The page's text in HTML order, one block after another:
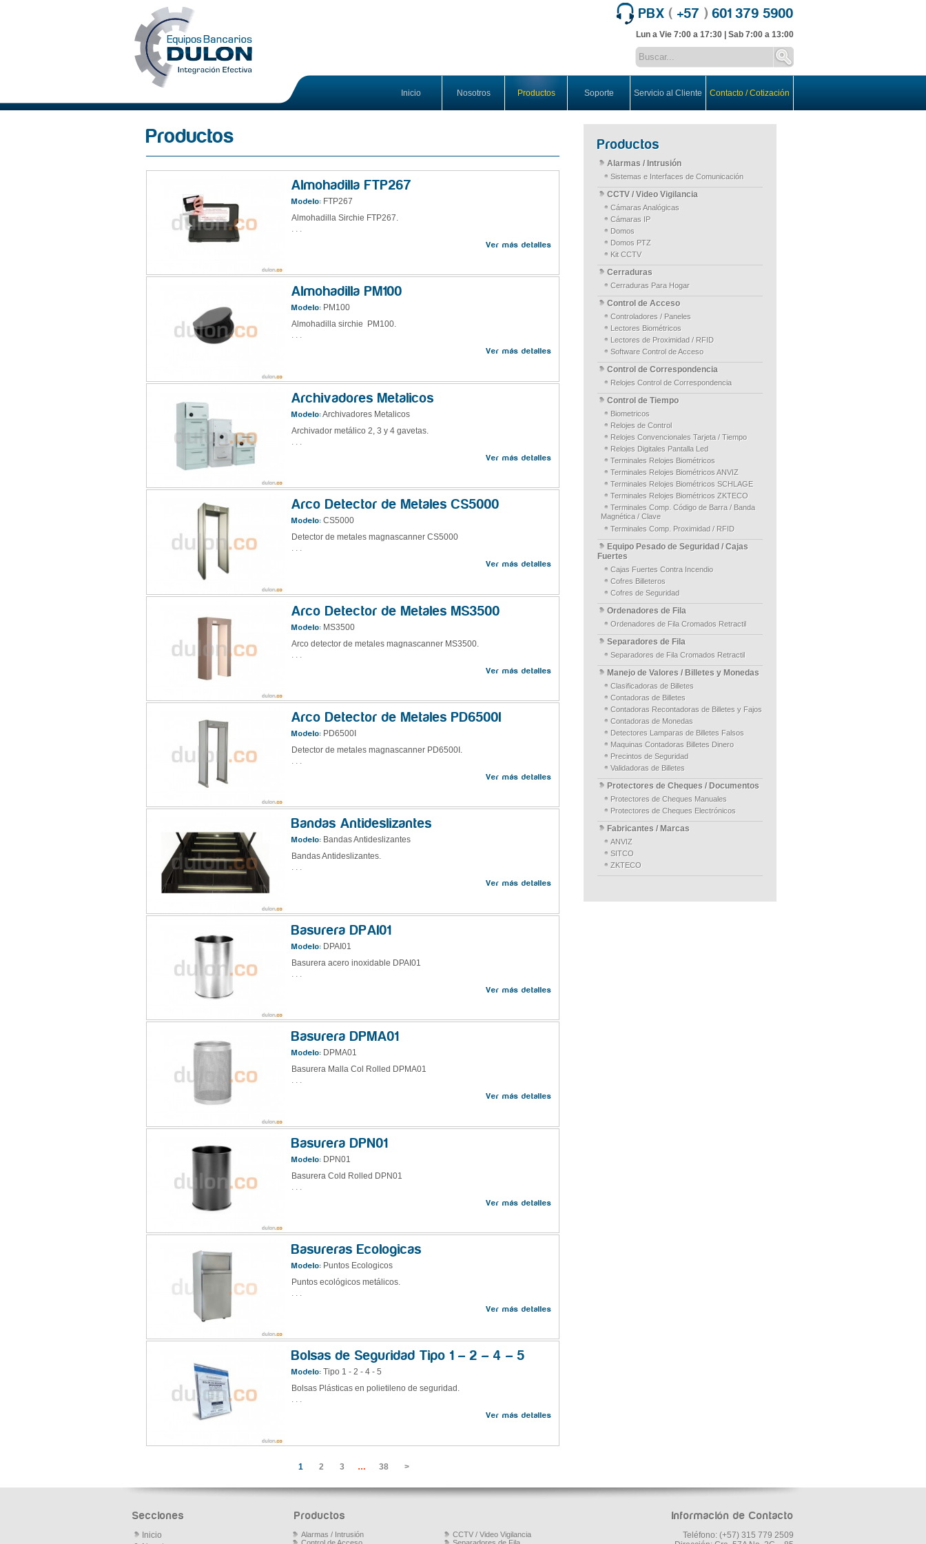
PBX( +57 )601 379 5900
Lun a Vie 7:00 a 17:30 | Sab 7:00 a 13:00
Inicio Nosotros Productos Soporte Servicio al Cliente Contacto / Cotización
Productos
Almohadilla FTP267
Modelo: FTP267
Almohadilla Sirchie FTP267.
. . .
Ver más detalles
Almohadilla PM100
Modelo: PM100
Almohadilla sirchie PM100.
. . .
Ver más detalles
Archivadores Metalicos
Modelo:Archivadores Metalicos
Archivador metálico 2, 3 y 4 gavetas.
Ver más detalles
Arco Detector de Metales CS5000
Modelo: CS5000
Detector de metales magnascanner CS5000
. . .
Ver más detalles
Arco Detector de Metales MS3500
Modelo: MS3500
Arco detector de metales magnascanner MS3500.
Ver más detalles
Arco Detector de Metales PD6500I
Modelo: PD6500I
Detector de metales magnascanner PD6500I.
. . .
Ver más detalles
Bandas Antideslizantes
Modelo: Bandas Antideslizantes
Bandas Antideslizantes.
. . .
Ver más detalles
Basurera DPAI01
Modelo: DPAI01
Basurera acero inoxidable DPAI01
Ver más detalles
Basurera DPMA01
Modelo: DPMA01
Basurera Malla Col Rolled DPMA01
. . .
Ver más detalles
Basurera DPN01
Modelo: DPN01
Basurera Cold Rolled DPN01
Ver más detalles
Basureras Ecologicas
Modelo: Puntos Ecologicos
Puntos ecológicos metálicos.
. . .
Ver más detalles
Bolsas de Seguridad Tipo 1 – 2 – 4 – 5
Modelo: Tipo 1 - 2 - 4 - 5
Bolsas Plásticas en polietileno de seguridad.
. . .
Ver más detalles
1 2 3 … 38 >
Productos
Alarmas / Intrusión
Sistemas e Interfaces de Comunicación
CCTV / Video Vigilancia
Cámaras Analógicas
Cámaras IP
Domos
Domos PTZ
Kit CCTV
Cerraduras
Cerraduras Para Hogar
Control de Acceso
Controladores / Paneles
Lectores Biométricos
Lectores de Proximidad / RFID
Software Control de Acceso
Control de Correspondencia
Relojes Control de Correspondencia
Control de Tiempo
Biometricos
Relojes de Control
Relojes Convencionales Tarjeta / Tiempo
Relojes Digitales Pantalla Led
Terminales Relojes Biométricos
Terminales Relojes Biométricos ANVIZ
Terminales Relojes Biométricos SCHLAGE
Terminales Relojes Biométricos ZKTECO
Terminales Comp. Código de Barra / Banda
Magnética / Clave
Terminales Comp. Proximidad / RFID
Equipo Pesado de Seguridad / Cajas
Fuertes
Cajas Fuertes Contra Incendio
Cofres Billeteros
Cofres de Seguridad
Ordenadores de Fila
Ordenadores de Fila Cromados Retractil
Separadores de Fila
Separadores de Fila Cromados Retractil
Manejo de Valores / Billetes y Monedas
Clasificadoras de Billetes
Contadoras de Billetes
Contadoras Recontadoras de Billetes y Fajos
Contadoras de Monedas
Detectores Lamparas de Billetes Falsos
Maquinas Contadoras Billetes Dinero
Precintos de Seguridad
Validadoras de Billetes
Protectores de Cheques / Documentos
Protectores de Cheques Manuales
Protectores de Cheques Electrónicos
Fabricantes / Marcas
ANVIZ
SITCO
ZKTECO
Secciones
Inicio
Productos
Alarmas / Intrusión
CCTV / Video Vigilancia
Información de Contacto
Teléfono: (+57) 315 779 2509